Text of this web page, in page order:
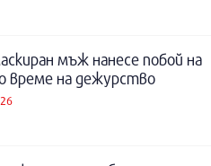
мъж нанесе побой на
време на дежурство